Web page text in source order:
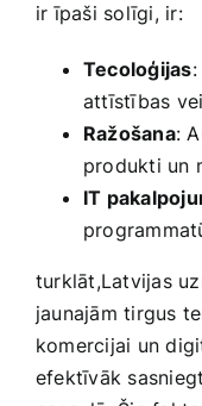
ir īpaši solīgi, ir:
Tecoloģijas
attīstības‍
Ražošana:
produkti un
IT
turklāt,Latvijas
‍jaunajām tirgus
komercijai un
efektīvāk